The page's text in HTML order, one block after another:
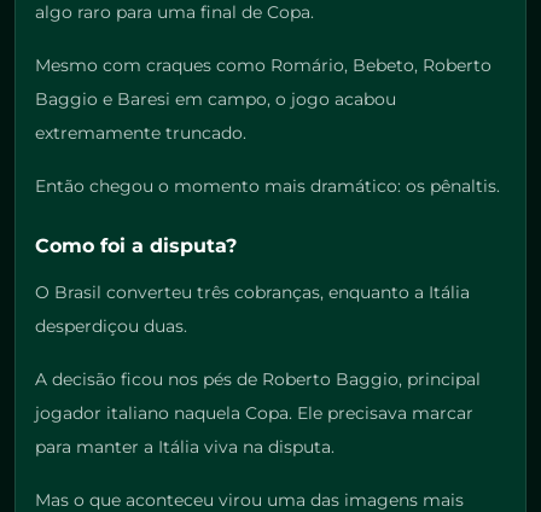
algo raro para uma final de Copa.
Mesmo com craques como Romário, Bebeto, Roberto
Baggio e Baresi em campo, o jogo acabou
extremamente truncado.
Então chegou o momento mais dramático: os pênaltis.
Como foi a disputa?
O Brasil converteu três cobranças, enquanto a Itália
desperdiçou duas.
A decisão ficou nos pés de Roberto Baggio, principal
jogador italiano naquela Copa. Ele precisava marcar
para manter a Itália viva na disputa.
Mas o que aconteceu virou uma das imagens mais